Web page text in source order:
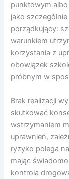
punktowym
jako
porządkujący:
warunkiem
korzystania z
obowiązek
próbnym w
Brak realizacji
skutkować
wstrzymaniem
uprawnień,
ryzyko polega
mając
kontrola